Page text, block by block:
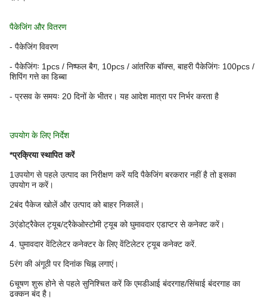
पैकेजिंग और वितरण
- पैकेजिंग विवरण
- पैकेजिंगः 1pcs / निष्फल बैग, 10pcs / आंतरिक बॉक्स, बाहरी पैकेजिंगः 100pcs /
शिपिंग गत्ते का डिब्बा
- प्रसव के समयः 20 दिनों के भीतर। यह आदेश मात्रा पर निर्भर करता है
उपयोग के लिए निर्देश
*प्रक्रिया स्थापित करें
1उपयोग से पहले उत्पाद का निरीक्षण करें यदि पैकेजिंग बरकरार नहीं है तो इसका
उपयोग न करें।
2बंद पैकेज खोलें और उत्पाद को बाहर निकालें।
3एंडोट्रैकेल ट्यूब/ट्रैकेओस्टोमी ट्यूब को घुमावदार एडाप्टर से कनेक्ट करें।
4. घुमावदार वेंटिलेटर कनेक्टर के लिए वेंटिलेटर ट्यूब कनेक्ट करें.
5रंग की अंगूठी पर दिनांक चिह्न लगाएं।
6चूषण शुरू होने से पहले सुनिश्चित करें कि एमडीआई बंदरगाह/सिंचाई बंदरगाह का
ढक्कन बंद है।